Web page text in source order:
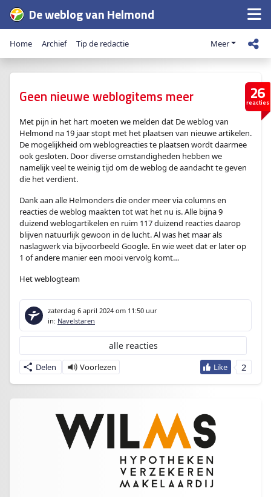
De weblog van Helmond
Home Archief Tip de redactie Meer
26
reacties
Geen nieuwe weblogitems meer
Met pijn in het hart moeten we melden dat De weblog van
Helmond na 19 jaar stopt met het plaatsen van nieuwe artikelen.
De mogelijkheid om weblogreacties te plaatsen wordt daarmee
ook gesloten. Door diverse omstandigheden hebben we
namelijk veel te weinig tijd om de weblog de aandacht te geven
die het verdient.
Dank aan alle Helmonders die onder meer via columns en
reacties de weblog maakten tot wat het nu is. Alle bijna 9
duizend weblogartikelen en ruim 117 duizend reacties daarop
blijven natuurlijk gewoon in de lucht. Al was het maar als
naslagwerk via bijvoorbeeld Google. En wie weet dat er later op
1 of andere manier een mooi vervolg komt…
Het weblogteam
zaterdag 6 april 2024 om 11:50 uur
in: Navelstaren
2
Delen
alle reacties